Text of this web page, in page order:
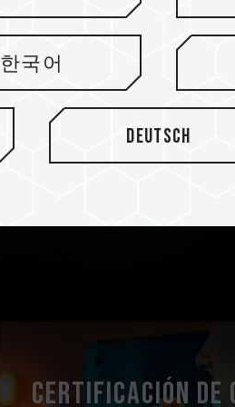
Artesanía en
exquisita
El disipador de calor de
calidad demuestra su
durabilidad a nivel de
arena negra mediante
Certificación de
한국어
Deutsch